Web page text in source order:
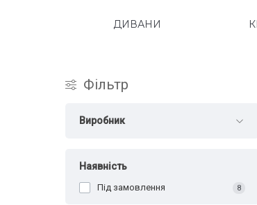
КРІСЛА
Фільтр
Виробник
Наявність
Під замовлення 8